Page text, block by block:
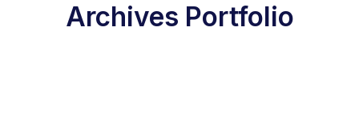
Archives Portfolio